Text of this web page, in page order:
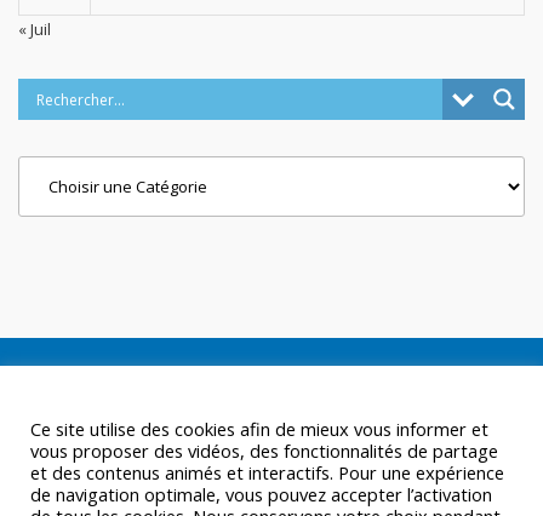
« Juil
Ce site utilise des cookies afin de mieux vous informer et
vous proposer des vidéos, des fonctionnalités de partage
et des contenus animés et interactifs. Pour une expérience
de navigation optimale, vous pouvez accepter l’activation